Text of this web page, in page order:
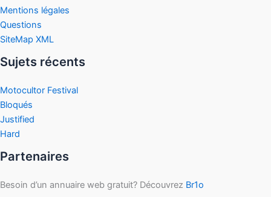
Mentions légales
Questions
SiteMap XML
Sujets récents
Motocultor Festival
Bloqués
Justified
Hard
Partenaires
Besoin d’un annuaire web gratuit? Découvrez Br1o